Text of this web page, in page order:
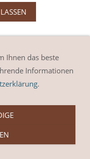
Ihnen das beste
Informationen
.